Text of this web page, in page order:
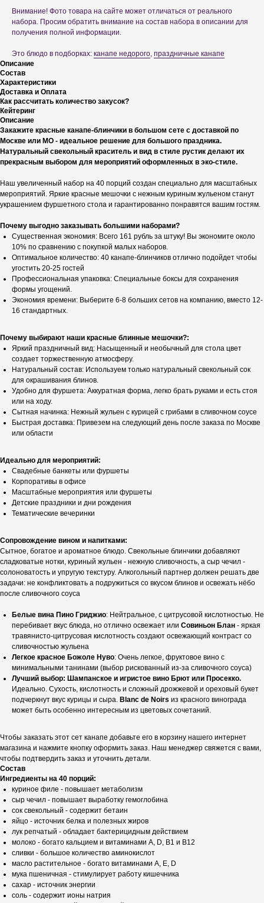
Внимание! Фото товара на сайте может отличаться от реального
набора. Просим обратить внимание на состав набора в описании для
получения полной информации.
Это блюдо в подборках: канапе недорого, праздничные канапе
Описание
Состав
Характеристики
Доставка и Оплата
Как рассчитать количество закусок?
Кейтеринг
Описание
Закажите красные канапе-блинчики в большом сете с доставкой по
Москве или МО - идеальное решение для большого праздника.
Натуральный свекольный краситель и вид в стиле рустик делают их
прекрасным выбором для мероприятий оформленных в эко-стиле.
Наш увеличенный набор на 40 порций создан специально для масштабных
мероприятий. Яркие красные мешочки с нежным куриным жульеном станут
украшением фуршетного стола и гарантированно понравятся вашим гостям.
Почему выгодно заказывать большими наборами?
Существенная экономия: Всего 161 рубль за штуку! Вы экономите около
10% по сравнению с покупкой малых наборов.
Оптимальное количество: 40 канапе-блинчиков отлично подойдет чтобы
угостить 20-25 гостей
Профессиональная упаковка: Специальные боксы для сохранения
формы угощений.
Экономия времени: Выберите 6-8 больших сетов на компанию, вместо 12-
16 стандартных.
Почему выбирают наши красные блинные мешочки?:
Яркий праздничный вид: Насыщенный и необычный для стола цвет
создает торжественную атмосферу.
Натуральный состав: Используем только натуральный свекольный сок
для окрашивания блинов.
Удобно для фуршета: Аккуратная форма, легко брать руками и есть стоя
или на ходу.
Сытная начинка: Нежный жульен с курицей с грибами в сливочном соусе
Быстрая доставка: Привезем на следующий день после заказа по Москве
или области
Идеально для мероприятий:
Свадебные банкеты или фуршеты
Корпоративы в офисе
Масштабные мероприятия или фуршеты
Детские праздники и дни рождения
Тематические вечеринки
Сопровождение вином и напитками:
Сытное, богатое и ароматное блюдо. Свекольные блинчики добавляют
сладковатые нотки, куриный жульен - нежную сливочность, а сыр чечил -
солоноватость и упругую текстуру. Алкогольный партнер должен решать две
задачи: не конфликтовать а подружиться со вкусом блинов и освежать нёбо
после сливочного соуса
Белые вина Пино Гриджио: Нейтральное, с цитрусовой кислотностью. Не
перебивает вкус блюда, но отлично освежает или Совиньон Блан - яркая
травянисто-цитрусовая кислотность создают освежающий контраст со
сливочностью жульена
Легкое красное Божоле Нуво: Очень легкое, фруктовое вино с
минимальными танинами (выбор рискованный из-за сливочного соуса)
Лучший выбор: Шампанское и игристое вино Брют или Просекко.
Идеально. Сухость, кислотность и сложный дрожжевой и ореховый букет
подчеркнут вкус курицы и сыра. Blanc de Noirs из красного винограда
может быть особенно интересным из цветовых сочетаний.
Чтобы заказать этот сет канапе добавьте его в корзину нашего интернет
магазина и нажмите кнопку оформить заказ. Наш менеджер свяжется с вами,
чтобы подтвердить заказ и уточнить детали.
Состав
Ингредиенты на 40 порций:
куриное филе - повышает метаболизм
сыр чечил - повышает выработку гемоглобина
сок свекольный - содержит бетаин
яйцо - источник белка и полезных жиров
лук репчатый - обладает бактерицидным действием
молоко - богато кальцием и витаминами A, D, B1 и B12
сливки - большое количество аминокислот
масло растительное - богато витаминами A, E, D
мука пшеничная - стимулирует работу кишечника
сахар - источник энергии
соль - содержит ионы натрия